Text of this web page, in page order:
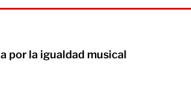
por la igualdad musical